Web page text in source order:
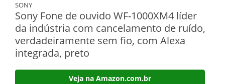
SONY
Sony Fone de ouvido WF-1000XM4 líder
da indústria com cancelamento de ruído,
verdadeiramente sem fio, com Alexa
integrada, preto
Veja na Amazon.com.br